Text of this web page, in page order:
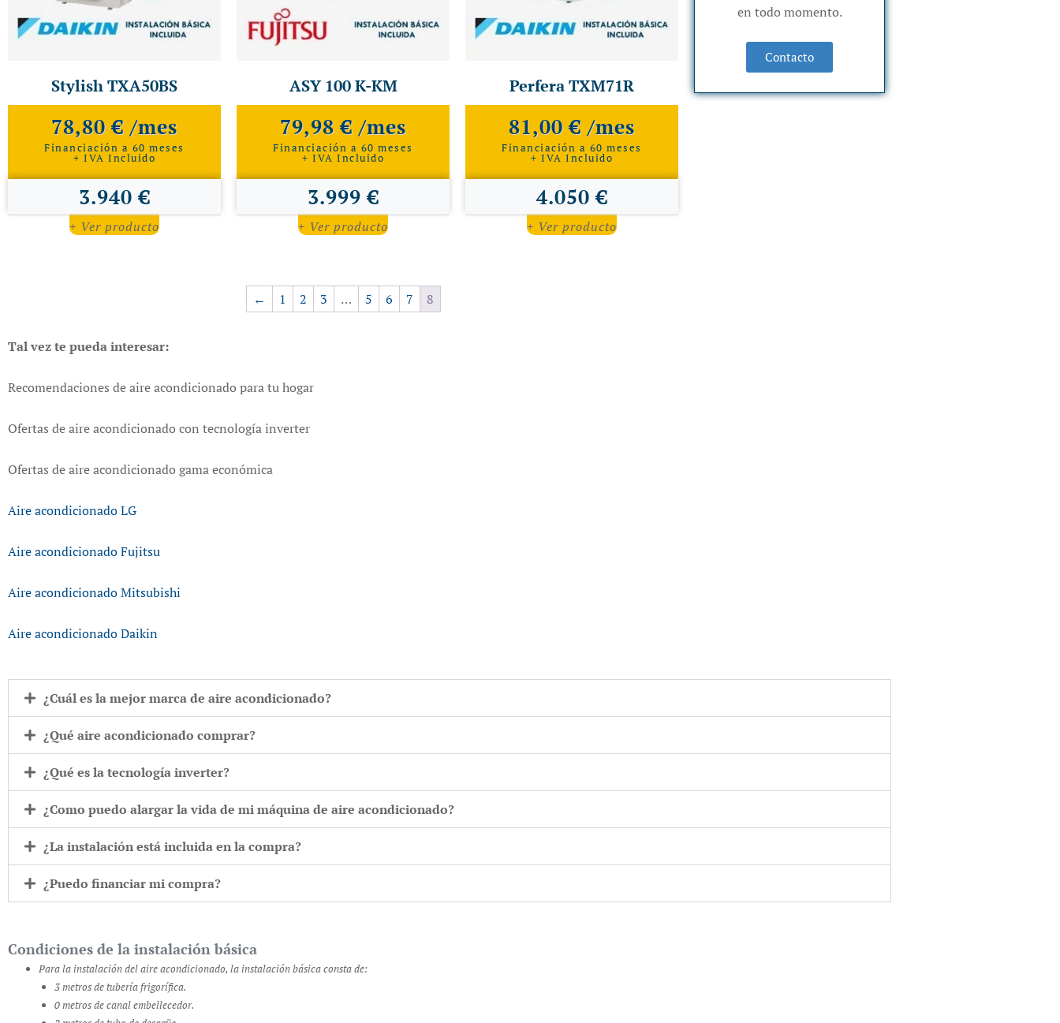
Stylish TXA50BS
78,80 € /mes
Financiación a 60 meses
+ IVA Incluido
3.940 €
+ Ver producto
ASY 100 K-KM
79,98 € /mes
Financiación a 60 meses
+ IVA Incluido
3.999 €
+ Ver producto
Perfera TXM71R
81,00 € /mes
Financiación a 60 meses
+ IVA Incluido
4.050 €
+ Ver producto
← 1 2 3 … 5 6 7 8
en todo momento.
Contacto
Tal vez te pueda interesar:
Recomendaciones de aire acondicionado para tu hogar
Ofertas de aire acondicionado con tecnología inverter
Ofertas de aire acondicionado gama económica
Aire acondicionado LG
Aire acondicionado Fujitsu
Aire acondicionado Mitsubishi
Aire acondicionado Daikin
¿Cuál es la mejor marca de aire acondicionado?
¿Qué aire acondicionado comprar?
¿Qué es la tecnología inverter?
¿Como puedo alargar la vida de mi máquina de aire acondicionado?
¿La instalación está incluida en la compra?
¿Puedo financiar mi compra?
Condiciones de la instalación básica
Para la instalación del aire acondicionado, la instalación básica consta de:
3 metros de tubería frigorífica.
0 metros de canal embellecedor.